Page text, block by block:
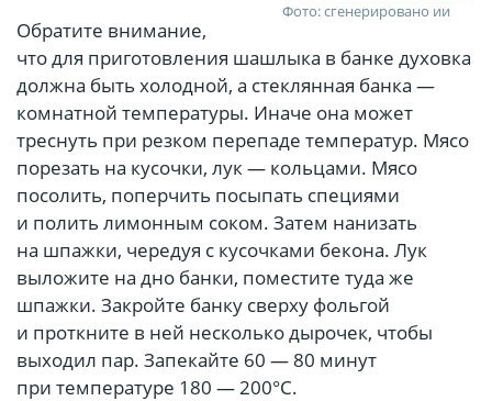
Фото: сгенерировано ии
Обратите внимание,
что для приготовления шашлыка в банке духовка
должна быть холодной, а стеклянная банка —
комнатной температуры. Иначе она может
треснуть при резком перепаде температур. Мясо
порезать на кусочки, лук — кольцами. Мясо
посолить, поперчить посыпать специями
и полить лимонным соком. Затем нанизать
на шпажки, чередуя с кусочками бекона. Лук
выложите на дно банки, поместите туда же
шпажки. Закройте банку сверху фольгой
и проткните в ней несколько дырочек, чтобы
выходил пар. Запекайте 60 — 80 минут
при температуре 180 — 200°C.